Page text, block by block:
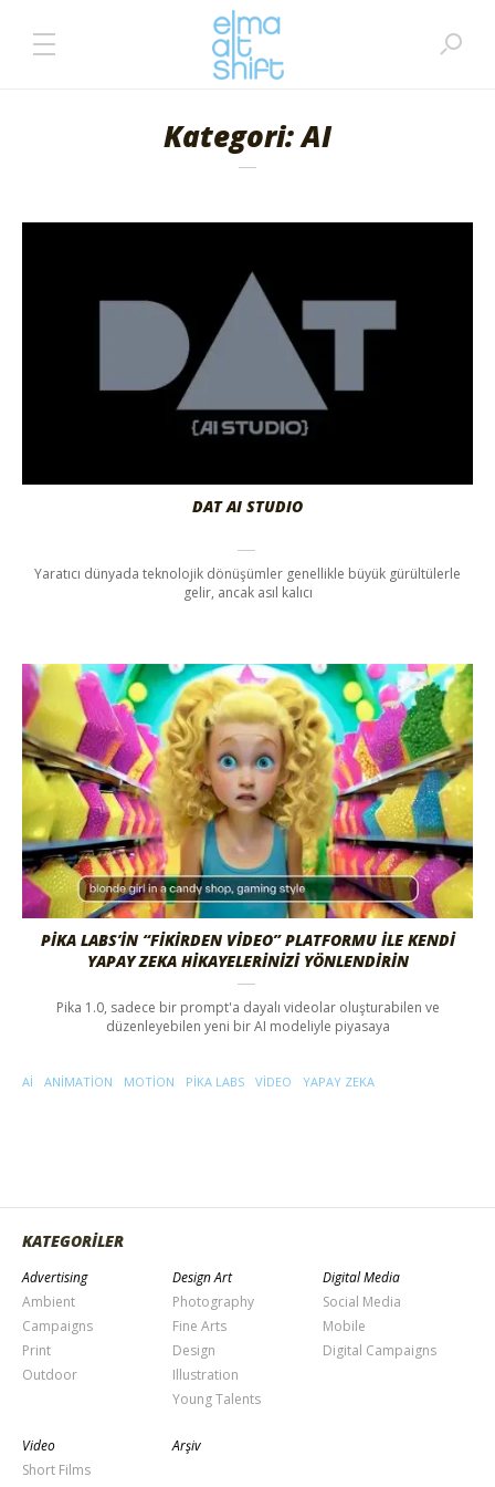
Kategori: AI
DAT AI STUDIO
Yaratıcı dünyada teknolojik dönüşümler genellikle büyük gürültülerle
gelir, ancak asıl kalıcı
PIKA LABS’IN “FIKIRDEN VIDEO” PLATFORMU ILE KENDI
YAPAY ZEKA HIKAYELERINIZI YÖNLENDIRIN
Pika 1.0, sadece bir prompt'a dayalı videolar oluşturabilen ve
düzenleyebilen yeni bir AI modeliyle piyasaya
AI ANIMATION MOTION PIKA LABS VIDEO YAPAY ZEKA
KATEGORİLER
Advertising
Ambient
Campaigns
Print
Outdoor
Design Art
Photography
Fine Arts
Design
Illustration
Young Talents
Digital Media
Social Media
Mobile
Digital Campaigns
Video
Short Films
Arşiv